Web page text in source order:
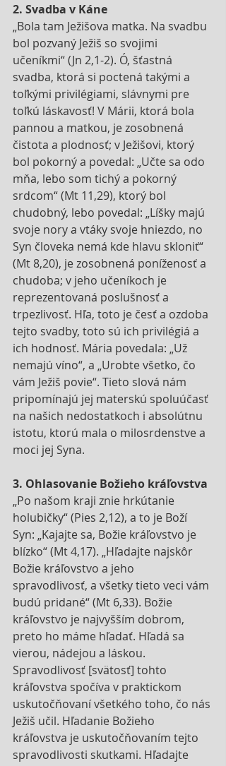
2. Svadba v Káne
„Bola tam Ježišova matka. Na svadbu
bol pozvaný Ježiš so svojimi
učeníkmi“ (Jn 2,1-2). Ó, šťastná
svadba, ktorá si poctená takými a
toľkými privilégiami, slávnymi pre
toľkú láskavosť! V Márii, ktorá bola
pannou a matkou, je zosobnená
čistota a plodnosť; v Ježišovi, ktorý
bol pokorný a povedal: „Učte sa odo
mňa, lebo som tichý a pokorný
srdcom“ (Mt 11,29), ktorý bol
chudobný, lebo povedal: „Líšky majú
svoje nory a vtáky svoje hniezdo, no
Syn človeka nemá kde hlavu skloniť“
(Mt 8,20), je zosobnená poníženosť a
chudoba; v jeho učeníkoch je
reprezentovaná poslušnosť a
trpezlivosť. Hľa, toto je česť a ozdoba
tejto svadby, toto sú ich privilégiá a
ich hodnosť. Mária povedala: „Už
nemajú víno“, a „Urobte všetko, čo
vám Ježiš povie“. Tieto slová nám
pripomínajú jej materskú spoluúčasť
na našich nedostatkoch i absolútnu
istotu, ktorú mala o milosrdenstve a
moci jej Syna.
3. Ohlasovanie Božieho kráľovstva
„Po našom kraji znie hrkútanie
holubičky“ (Pies 2,12), a to je Boží
Syn: „Kajajte sa, Božie kráľovstvo je
blízko“ (Mt 4,17). „Hľadajte najskôr
Božie kráľovstvo a jeho
spravodlivosť, a všetky tieto veci vám
budú pridané“ (Mt 6,33). Božie
kráľovstvo je najvyšším dobrom,
preto ho máme hľadať. Hľadá sa
vierou, nádejou a láskou.
Spravodlivosť [svätosť] tohto
kráľovstva spočíva v praktickom
uskutočňovaní všetkého toho, čo nás
Ježiš učil. Hľadanie Božieho
kráľovstva je uskutočňovaním tejto
spravodlivosti skutkami. Hľadajte